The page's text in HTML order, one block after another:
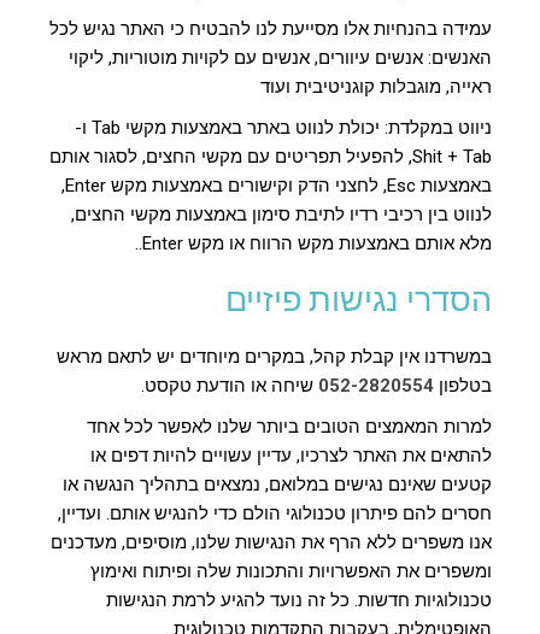
עמידה בהנחיות אלו מסייעת לנו להבטיח כי האתר נגיש לכל
האנשים: אנשים עיוורים, אנשים עם לקויות מוטוריות, ליקוי
ראייה, מוגבלות קוגניטיבית ועוד
ניווט במקלדת: יכולת לנווט באתר באמצעות מקשי Tab ו-
Shit + Tab, להפעיל תפריטים עם מקשי החצים, לסגור אותם
באמצעות Esc, לחצני הדק וקישורים באמצעות מקש Enter,
לנווט בין רכיבי רדיו לתיבת סימון באמצעות מקשי החצים,
מלא אותם באמצעות מקש הרווח או מקש Enter..
הסדרי נגישות פיזיים
במשרדנו אין קבלת קהל, במקרים מיוחדים יש לתאם מראש
בטלפון 052-2820554 שיחה או הודעת טקסט.
למרות המאמצים הטובים ביותר שלנו לאפשר לכל אחד
להתאים את האתר לצרכיו, עדיין עשויים להיות דפים או
קטעים שאינם נגישים במלואם, נמצאים בתהליך הנגשה או
חסרים להם פיתרון טכנולוגי הולם כדי להנגיש אותם. ועדיין,
אנו משפרים ללא הרף את הנגישות שלנו, מוסיפים, מעדכנים
ומשפרים את האפשרויות והתכונות שלה ופיתוח ואימוץ
טכנולוגיות חדשות. כל זה נועד להגיע לרמת הנגישות
האופטימלית, בעקבות התקדמות טכנולוגית.